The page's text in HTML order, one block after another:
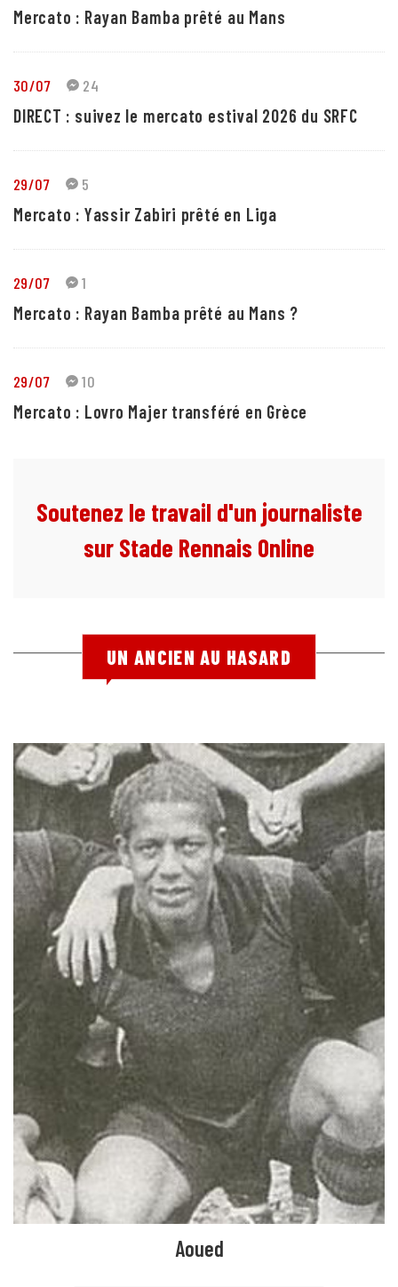
Mercato : Rayan Bamba prêté au Mans
30/07 24
DIRECT : suivez le mercato estival 2026 du SRFC
29/07 5
Mercato : Yassir Zabiri prêté en Liga
29/07 1
Mercato : Rayan Bamba prêté au Mans ?
29/07 10
Mercato : Lovro Majer transféré en Grèce
Soutenez le travail d'un journaliste
sur Stade Rennais Online
UN ANCIEN AU HASARD
Aoued